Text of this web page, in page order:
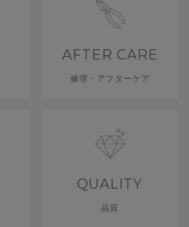
AFTER CARE
修理・アフターケア
QUALITY
品質